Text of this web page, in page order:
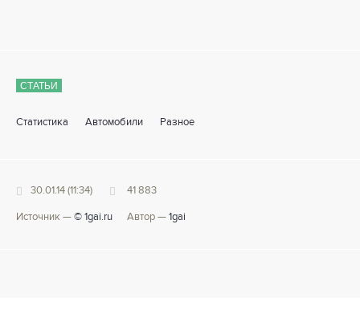
СТАТЬИ
Статистика Автомобили Разное
30.01.14 (11:34) 41 883
Источник — © 1gai.ru Автор — 1gai